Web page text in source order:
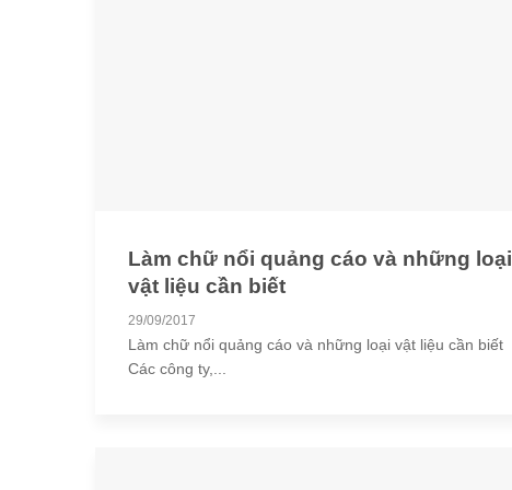
Làm chữ nổi quảng cáo và những loại
vật liệu cần biết
29/09/2017
Làm chữ nổi quảng cáo và những loại vật liệu cần biết
Các công ty,...